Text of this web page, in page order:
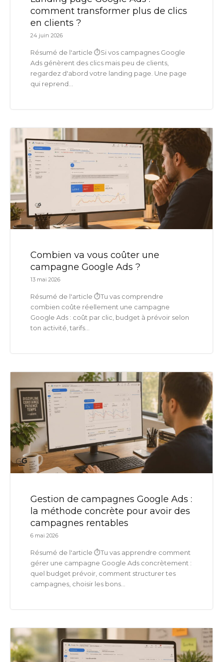
comment transformer plus de clics
en clients ?
24 juin 2026
Résumé de l'article ⏱️Si vos campagnes Google
Ads génèrent des clics mais peu de clients,
regardez d'abord votre landing page. Une page
qui reprend...
Combien va vous coûter une
campagne Google Ads ?
13 mai 2026
Résumé de l'article ⏱️Tu vas comprendre
combien coûte réellement une campagne
Google Ads : coût par clic, budget à prévoir selon
ton activité, tarifs...
Gestion de campagnes Google Ads :
la méthode concrète pour avoir des
campagnes rentables
6 mai 2026
Résumé de l'article ⏱️Tu vas apprendre comment
gérer une campagne Google Ads concrètement :
quel budget prévoir, comment structurer tes
campagnes, choisir les bons...